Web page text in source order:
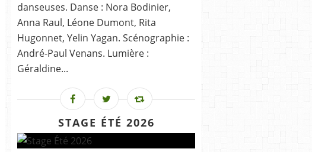
danseuses. Danse : Nora Bodinier,
Anna Raul, Léone Dumont, Rita
Hugonnet, Yelin Yagan. Scénographie :
André-Paul Venans. Lumière :
Géraldine...
STAGE ÉTÉ 2026